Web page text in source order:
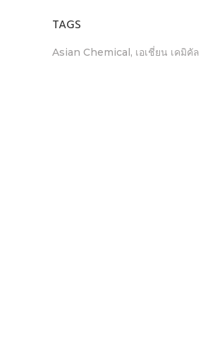
TAGS
Asian Chemical เอเชี่ยน เคมิคัล